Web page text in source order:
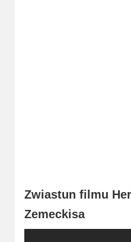
2019
2018
Zwiastun filmu
Zemeckisa